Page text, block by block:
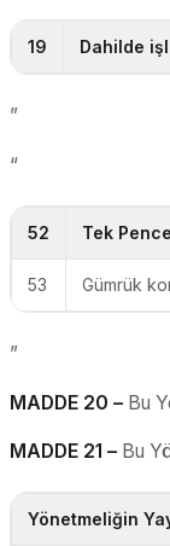
19 Dahilde
”
“
52 Tek
53 Gümrük
”
MADDE 20 – Bu
MADDE 21 – Bu
Yönetmeliğin